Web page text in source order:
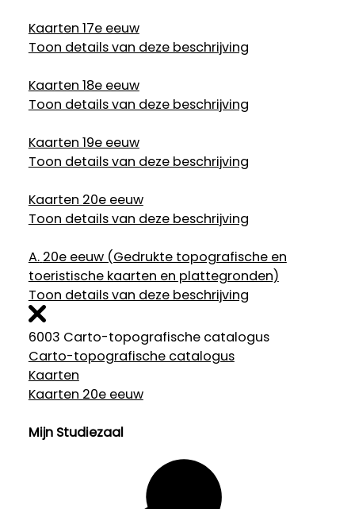
Kaarten 17e eeuw
Toon details van deze beschrijving
Kaarten 18e eeuw
Toon details van deze beschrijving
Kaarten 19e eeuw
Toon details van deze beschrijving
Kaarten 20e eeuw
Toon details van deze beschrijving
A. 20e eeuw (Gedrukte topografische en
toeristische kaarten en plattegronden)
Toon details van deze beschrijving
6003 Carto-topografische catalogus
Carto-topografische catalogus
Kaarten
Kaarten 20e eeuw
Mijn Studiezaal